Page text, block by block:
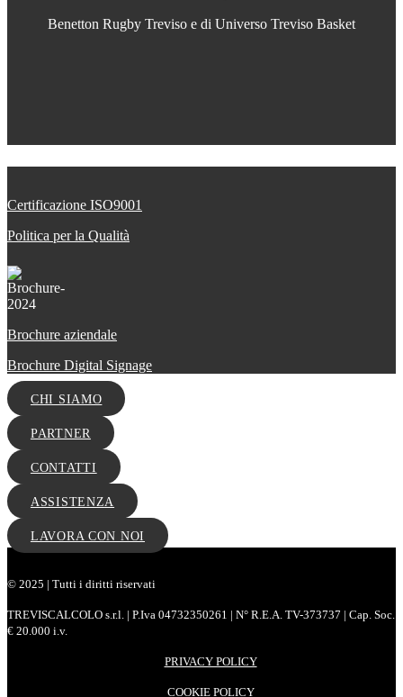
Benetton Rugby Treviso e di Universo Treviso Basket
Certificazione ISO9001
Politica per la Qualità
Brochure aziendale
Brochure Digital Signage
CHI SIAMO
PARTNER
CONTATTI
ASSISTENZA
LAVORA CON NOI
© 2025 | Tutti i diritti riservati
TREVISCALCOLO s.r.l. | P.Iva 04732350261 | N° R.E.A. TV-373737 | Cap. Soc.
€ 20.000 i.v.
PRIVACY POLICY
COOKIE POLICY